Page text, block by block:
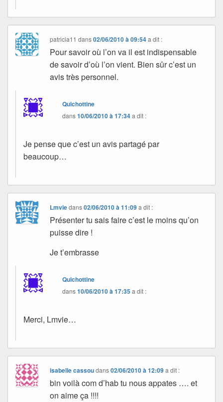
patricia11 dans02/06/2010 à 09:54 a dit :
Pour savoir où l’on va il est indispensable
de savoir d’où l’on vient. Bien sûr c’est un
avis très personnel.
Quichottine
dans10/06/2010 à 17:34a dit :
Je pense que c’est un avis partagé par
beaucoup…
Lmviedans02/06/2010 à 11:09 a dit :
Présenter tu sais faire c’est le moins qu’on
puisse dire !
Je t’embrasse
Quichottine
dans10/06/2010 à 17:35a dit :
Merci, Lmvie…
isabelle cassoudans02/06/2010 à 12:09 a dit :
bin voilà com d’hab tu nous appates …. et
on aime ça !!!!